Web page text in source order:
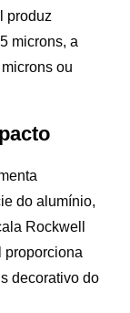
produz
microns, a
ou
do alumínio,
Rockwell
proporciona
decorativo do